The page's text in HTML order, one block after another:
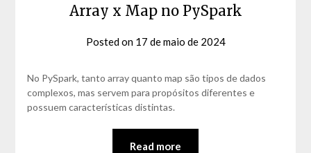
Array x Map no PySpark
Posted on 17 de maio de 2024by
Matos
No PySpark, tanto array quanto map são tipos de dados
complexos, mas servem para propósitos diferentes e
possuem características distintas.
Read more